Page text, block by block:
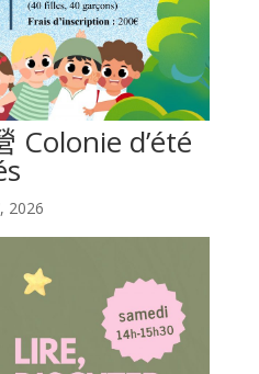
Colonie d’été
2026